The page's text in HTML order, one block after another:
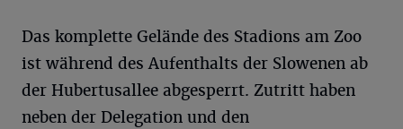
Das komplette Gelände des Stadions am Zoo
ist während des Aufenthalts der Slowenen ab
der Hubertusallee abgesperrt. Zutritt haben
neben der Delegation und den